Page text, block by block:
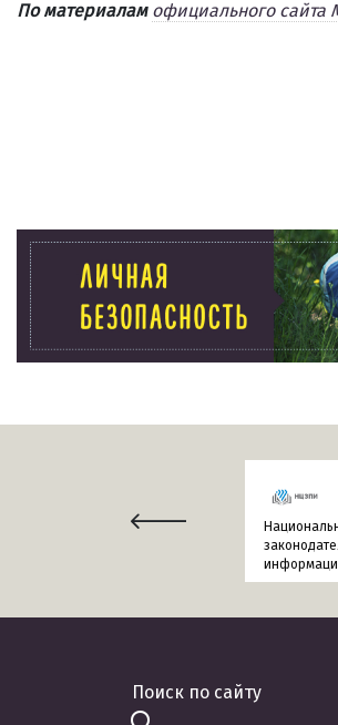
По материалам официального сайта